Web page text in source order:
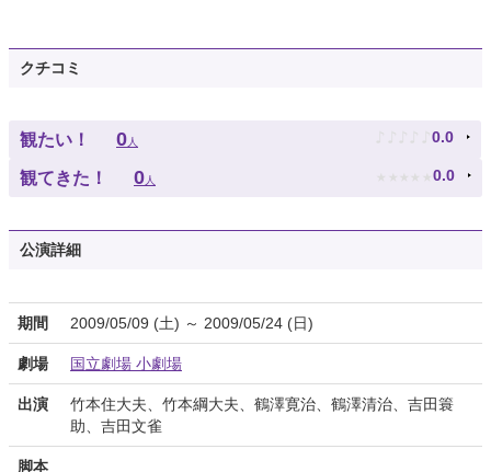
クチコミ
観たい！ 0人 ♪ ♪ ♪ ♪ ♪ 0.0
観てきた！ 0人 ★ ★ ★ ★ ★ 0.0
公演詳細
期間 2009/05/09 (土) ～ 2009/05/24 (日)
劇場 国立劇場 小劇場
出演
竹本住大夫、竹本綱大夫、鶴澤寛治、鶴澤清治、吉田簑
助、吉田文雀
脚本